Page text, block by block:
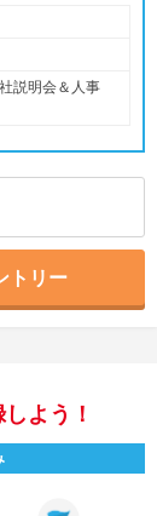
説明会＆人事
トリー
よう！